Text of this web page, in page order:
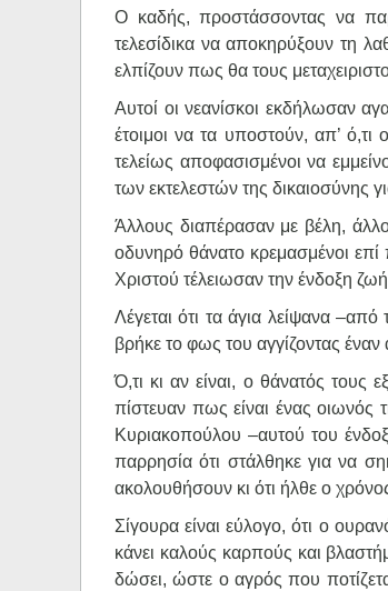
Ο καδής, προστάσσοντας να
τελεσίδικα να αποκηρύξουν τη
ελπίζουν πως θα τους
Αυτοί οι νεανίσκοι εκδήλωσαν
έτοιμοι να τα υποστούν, απ’
τελείως αποφασισμένοι να
των εκτελεστών της δικαιοσύνης
Άλλους διαπέρασαν με βέλη,
οδυνηρό θάνατο κρεμασμένοι επί
Χριστού τέλειωσαν την ένδοξη
Λέγεται ότι τα άγια λείψανα
βρήκε το φως του αγγίζοντας
Ό,τι κι αν είναι, ο θάνατός
πίστευαν πως είναι ένας οιωνός
Κυριακοπούλου –αυτού του
παρρησία ότι στάλθηκε για να
ακολουθήσουν κι ότι ήλθε ο
Σίγουρα είναι εύλογο, ότι ο
κάνει καλούς καρπούς και
δώσει, ώστε ο αγρός που